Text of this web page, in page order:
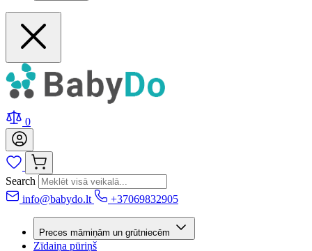
0
Search
info@babydo.lt
+37069832905
Preces māmiņām un grūtniecēm
Zīdaiņa pūriņš